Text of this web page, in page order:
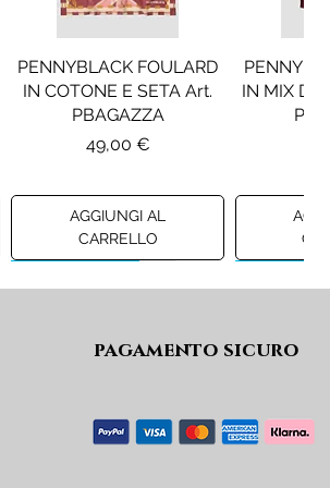
PENNYBLACK FOULARD
IN COTONE E SETA Art.
PBAGAZZA
Prezzo
49,00 €
AGGIUNGI AL
CARRELLO
IN MIX DI
LIU JO MINIGONNA IN
LIU JO
pagamento sicuro